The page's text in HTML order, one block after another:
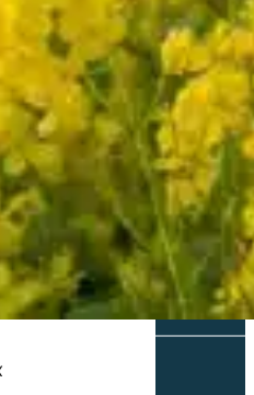
bons plans exclusifs chaque